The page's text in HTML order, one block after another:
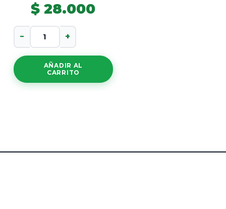
$ 28.000
Ginkgo
Gotas
cantidad
− +
AÑADIR AL
CARRITO